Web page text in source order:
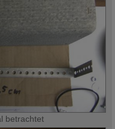
betrachtet